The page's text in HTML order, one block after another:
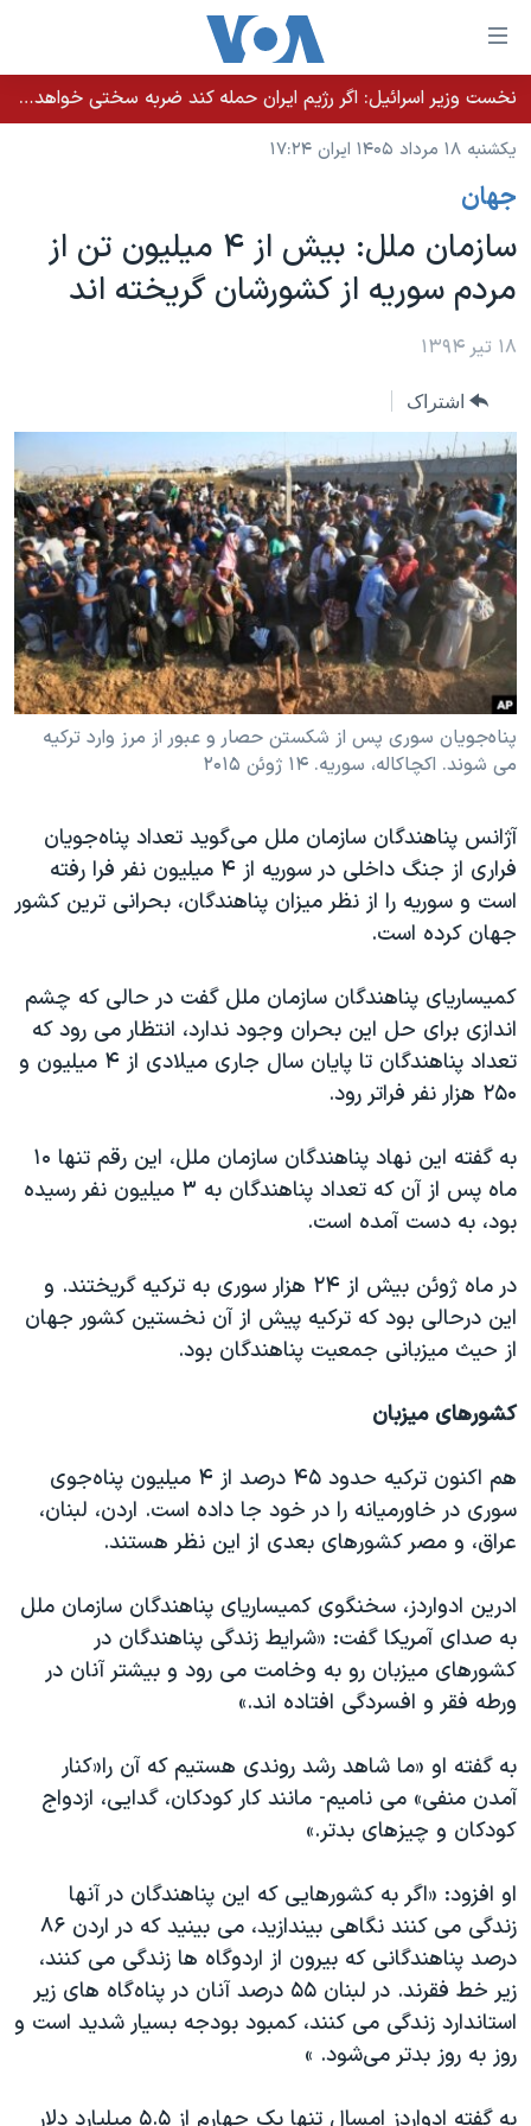
لینکهای
قابل
دسترسی
جهش
محتوای
اصلی
جهش
به
صفحه
جهش
به
جستجو
خانه
نسخه سبک وب‌سایت
موضوع ها
ایران
آمریکا
جهان
ویژه برنامه‌ها
ویدیوها
فرهنگ و زندگی
حقوق شهروندی
اقتصادی
علم و فناوری
گالری عکس
برنامه های تلویزیونی
جدول برنامه ها
صفحه‌های ویژه
۲۵۰سالگی آمریکا
بایگانی برنامه‌های تلویزیونی
مستندها
انتخابات ریاست جمهوری آمریکا ۲۰۲۴
حمله جمهوری اسلامی به اسرائیل
رمز مهسا
اعتراضات زن، زندگی، آزادی
تریبونال مردمی آبان ۹۸
دادگاه حمید نوری
چهل سال گروگان‌گیری
اعتراضات مردمی آبان ۹۸
اسرائیل در جنگ
نرگس محمدی برنده جایزه نوبل صلح
همایش محافظه‌کاران آمریکا «سی‌پک»
صفحه‌های ویژه
سفر پرزیدنت ترامپ به چین
فرکانس‌های صدای آمریکا
پخش رادیویی
یادگیری زبان انگلیسی
دنبال کنید
زبانهای مختلف
نخست وزیر اسرائيل: اگر رژیم ایران حمله کند ضربه سختی خواهد خورد
یکشنبه ۱۸ مرداد ۱۴۰۵ ایران ۱۷:۲۴
جهان
سازمان ملل: بیش از ۴ میلیون تن از
مردم سوریه از کشورشان گریخته اند
۱۸ تیر ۱۳۹۴
اشتراک
پناه‌جویان سوری پس از شکستن حصار و عبور از مرز وارد ترکیه
می شوند. اکچاکاله، سوریه. ۱۴ ژوئن ۲۰۱۵
آژانس پناهندگان سازمان ملل می‌گوید تعداد پناه‌‌جویان
فراری از جنگ داخلی در سوریه از ۴ میلیون نفر فرا رفته
است و سوریه را از نظر میزان پناهندگان، بحرانی ترین کشور
جهان کرده است.
کمیساریای پناهندگان سازمان ملل گفت در حالی که چشم
اندازی برای حل این بحران وجود ندارد، انتظار می رود که
تعداد پناهندگان تا پایان سال جاری میلادی از ۴ میلیون و
۲۵۰ هزار نفر فراتر رود.
به گفته این نهاد پناهندگان سازمان ملل، این رقم تنها ۱۰
ماه پس از آن که تعداد پناهندگان به ۳ میلیون نفر رسیده
بود، به دست آمده است.
در ماه ژوئن بیش از ۲۴ هزار سوری به ترکیه گریختند. و
این درحالی بود که ترکیه پیش از آن نخستین کشور جهان
از حیث میزبانی جمعیت پناهندگان بود.
کشورهای میزبان
هم اکنون ترکیه حدود ۴۵ درصد از ۴ میلیون پناه‌جوی
سوری در خاورمیانه را در خود جا داده است. اردن، لبنان،
عراق، و مصر کشورهای بعدی از این نظر هستند.
ادرین ادواردز، سخنگوی کمیساریای پناهندگان سازمان ملل
به صدای آمریکا گفت: «شرایط زندگی پناهندگان در
کشورهای میزبان رو به وخامت می رود و بیشتر آنان در
ورطه فقر و افسردگی افتاده اند.»
به گفته او «ما شاهد رشد روندی هستیم که آن را«کنار
آمدن منفی» می نامیم- مانند کار کودکان، گدایی، ازدواج
کودکان و چیزهای بدتر.»
او افزود: «اگر به کشورهایی که این پناهندگان در آنها
زندگی می کنند نگاهی بیندازید، می بینید که در اردن ۸۶
درصد پناهندگانی که بیرون از اردوگاه ها زندگی می کنند،
زیر خط فقرند. در لبنان ۵۵ درصد آنان در پناه‌گاه های زیر
استاندارد زندگی می کنند، کمبود بودجه بسیار شدید است و
روز به روز بدتر می‌شود. »